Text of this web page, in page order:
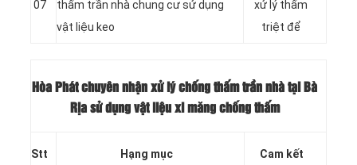
07
thấm trần nhà chung cư sử dụng
vật liệu keo
xử lý thấm
triệt để
Hòa Phát chuyên nhận xử lý chống thấm trần nhà tại Bà
Rịa sử dụng vật liệu xi măng chống thấm
Stt Hạng mục Cam kết